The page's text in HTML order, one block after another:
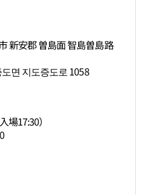
新安郡 曽島面 智島曽島路
면 지도증도로 1058
場17:30）